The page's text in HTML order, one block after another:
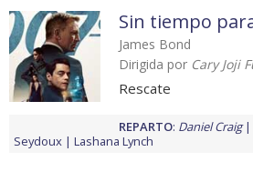
Sin tiempo
James Bond
Dirigida por Cary Joji
Rescate
REPARTO: Daniel Craig
Seydoux
Lashana Lynch